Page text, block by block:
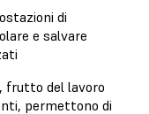
di
e salvare
frutto del lavoro
permettono di